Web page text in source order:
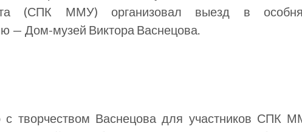
(СПК ММУ) организовал выезд в
— Дом-музей Виктора Васнецова.
с творчеством Васнецова для участников СПК